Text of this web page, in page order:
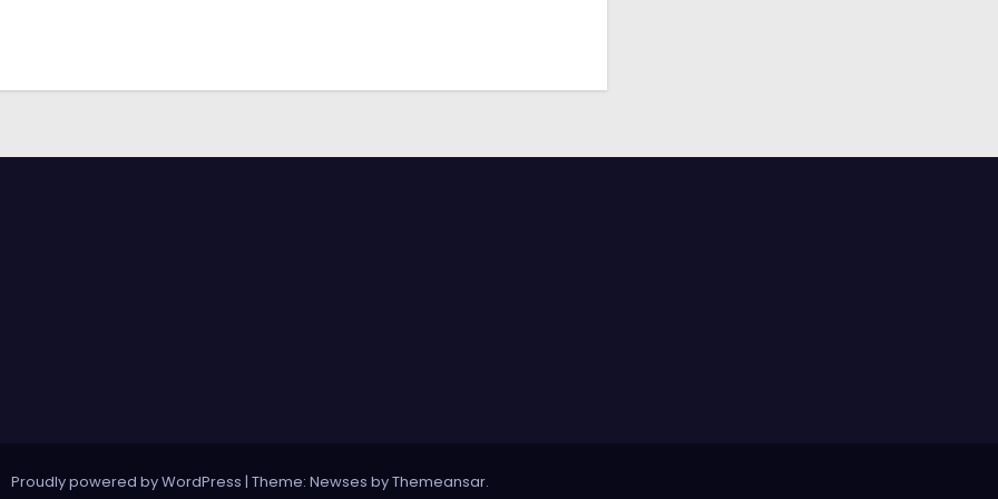
Proudly powered by WordPress | Theme: Newses byThemeansar.